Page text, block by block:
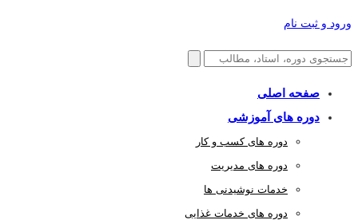
ورود و ثبت نام
صفحه اصلی
دوره های آموزشی
دوره های کسب و کار
دوره های مدیریت
خدمات نوشیدنی ها
دوره های خدمات غذایی